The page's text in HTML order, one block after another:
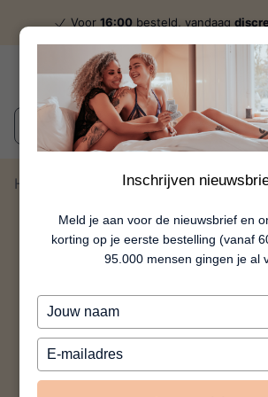
Inschrijven
Meld je aan voor de nieuwsbrief en
korting op je eerste bestelling (vanaf
95.000 mensen gingen je al
Typ
je
naam
Typ
je
e-
Voor 16:00 besteld, vandaag
Wat zoek je?
Home
Eggsotic